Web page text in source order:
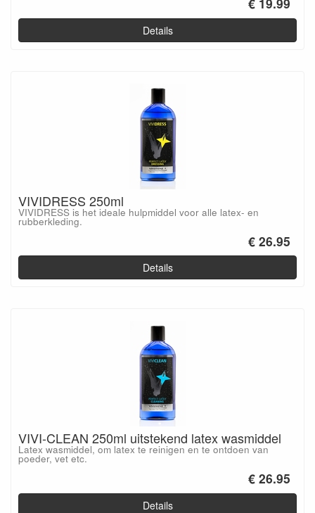
Details
VIVIDRESS 250ml
VIVIDRESS is het ideale hulpmiddel voor alle latex- en
rubberkleding.
€ 26.95
Details
VIVI-CLEAN 250ml uitstekend latex wasmiddel
Latex wasmiddel, om latex te reinigen en te ontdoen van
poeder, vet etc.
€ 26.95
Details